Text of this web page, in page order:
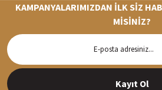
Siparişleriniz en kısa sürede hazırlanarak
KAMPANYALARIMIZDAN İLK SİZ
MİSİNİZ?
Kayıt Ol